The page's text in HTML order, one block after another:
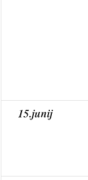
15.junij